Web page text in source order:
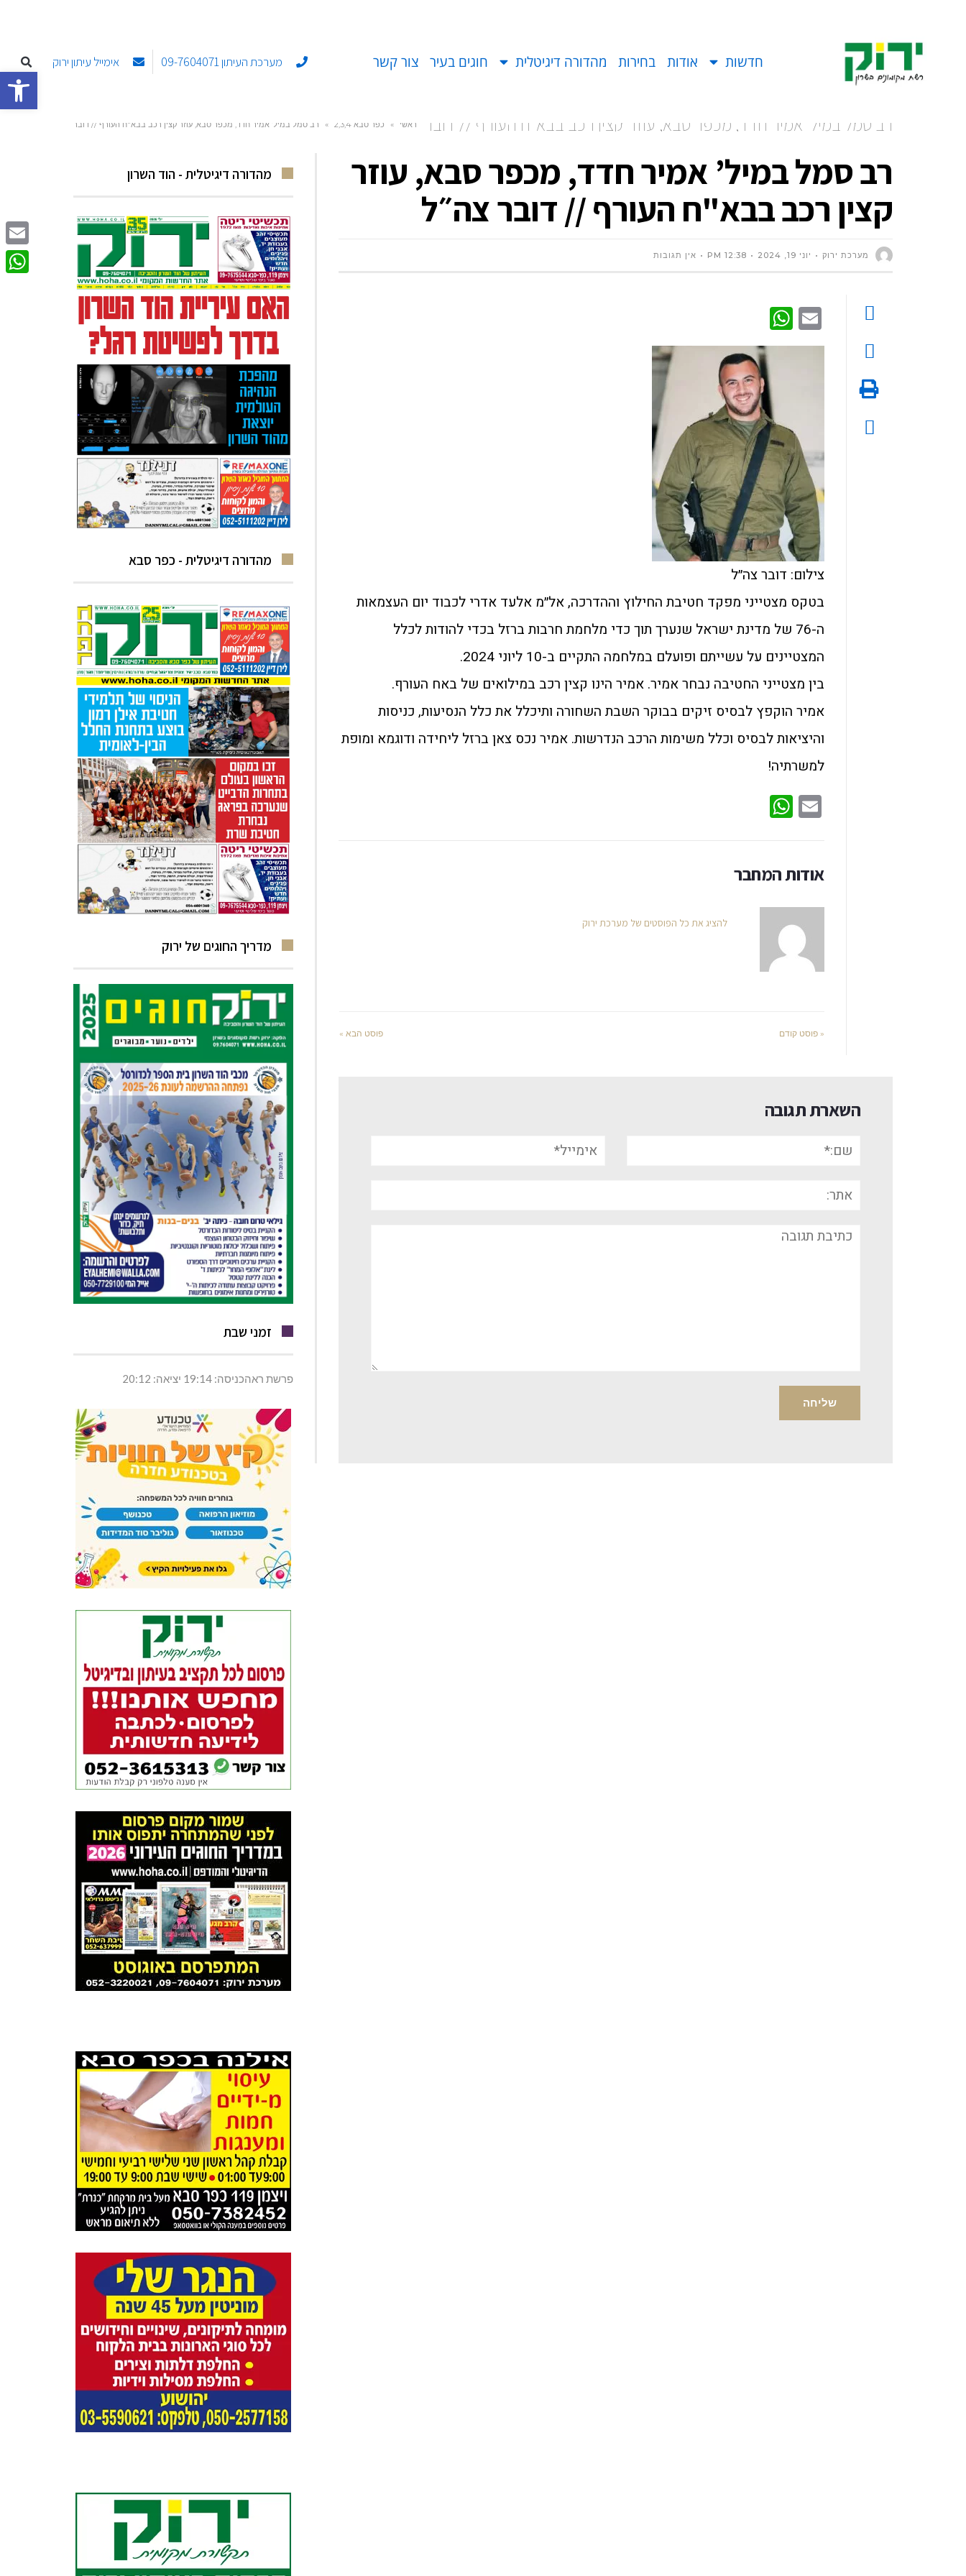
פתח חדשות אודות בחירות מהדורה דיגיטלית חוגים בעיר צור קשר מערכת העיתון 09-7604071 אימייל עיתון ירוק
רב סמל במיל’ אמיר חדד, מכפר סבא, עוזר קצין רכב בבא"ח העורף // דובר
צה״ל
ראשי » כפר סבא 2,3,4 »
רב סמל במיל’ אמיר חדד, מכפר סבא, עוזר קצין רכב בבא"ח העורף // דובר
רב סמל במיל’ אמיר חדד, מכפר סבא, עוזר
קצין רכב בבא"ח העורף // דובר צה״ל
מערכת ירוק יוני 19, 2024 12:38 PM אין תגובות
Email
צילום: דובר צה״ל
בטקס מצטייני מפקד חטיבת החילוץ וההדרכה, אל״מ אלעד אדרי לכבוד יום העצמאות
ה-76 של מדינת ישראל שנערך תוך כדי מלחמת חרבות ברזל בכדי להודות לכלל
המצטיינים על עשייתם ופועלם במלחמה התקיים ב-10 ליוני 2024.
בין מצטייני החטיבה נבחר אמיר. אמיר הינו קצין רכב במילואים של באח העורף.
אמיר הוקפץ לבסיס זיקים בבוקר השבת השחורה ותיכלל את כלל הנסיעות, כניסות
והיציאות לבסיס וכלל משימות הרכב הנדרשות. אמיר נכס צאן ברזל ליחידה ודוגמא ומופת
למשרתיה!
Email
אודות המחבר
להציג את כל הפוסטים של מערכת ירוק
« פוסט קודם פוסט הבא »
השארת תגובה
אימייל*
תגובה
מהדורה דיגיטלית - הוד השרון
מהדורה דיגיטלית - כפר סבא
מדריך החוגים של ירוק
זמני שבת
פרשת ראהכניסה: 19:14 יציאה: 20:12